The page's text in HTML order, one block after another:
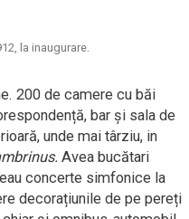
la inaugurare.
200 de camere cu băi
bar și sala de
unde mai târziu, in
Avea bucătari
concerte simfonice la
decorațiunile de pe pereți